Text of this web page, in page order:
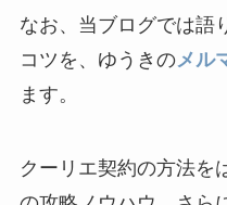
なお、当ブログでは語
コツを、ゆうきのメル
ます。
クーリエ契約の方法を